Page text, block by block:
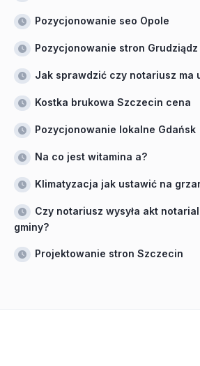
Pozycjonowanie seo Opole
Pozycjonowanie stron Grudziądz
Jak sprawdzić czy notariusz ma
Kostka brukowa Szczecin cena
Pozycjonowanie lokalne Gdańsk
Na co jest witamina a?
Klimatyzacja jak ustawić na
Czy notariusz wysyła akt
gminy?
Projektowanie stron Szczecin